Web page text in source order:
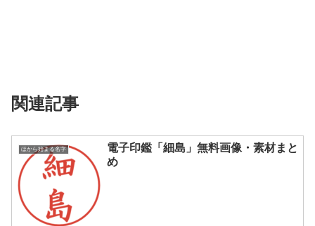
関連記事
ほから始まる名字
電子印鑑「細島」無料画像・素材まと
め